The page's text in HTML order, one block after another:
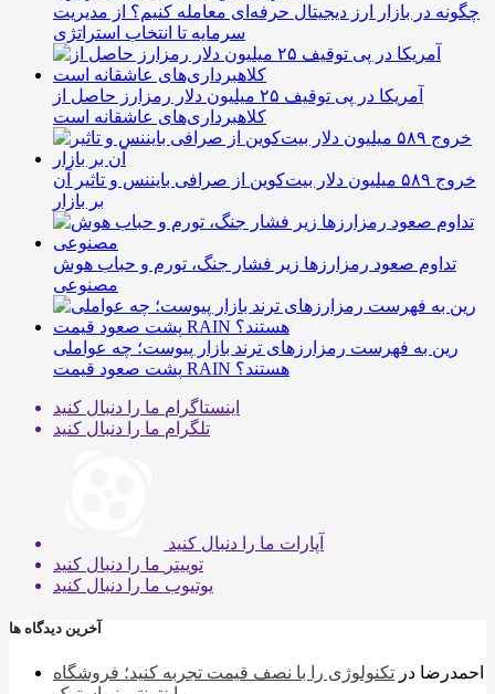
چگونه در بازار ارز دیجیتال حرفه‌ای معامله کنیم؟ از مدیریت
سرمایه تا انتخاب استراتژی
آمریکا در پی توقیف ۲۵ میلیون دلار رمزارز حاصل از
کلاهبرداری‌های عاشقانه است
خروج ۵۸۹ میلیون دلار بیت‌کوین از صرافی بایننس و تاثیر آن
بر بازار
تداوم صعود رمزارزها زیر فشار جنگ، تورم و حباب هوش
مصنوعی
رین به فهرست رمزارزهای ترند بازار پیوست؛ چه عواملی
پشت صعود قیمت RAIN هستند؟
اینستاگرام ما را دنبال کنید
تلگرام ما را دنبال کنید
آپارات ما را دنبال کنید
توییتر ما را دنبال کنید
یوتیوب ما را دنبال کنید
آخرین دیدگاه ها
احمدرضا در تکنولوژی را با نصف قیمت تجربه کنید؛ فروشگاه